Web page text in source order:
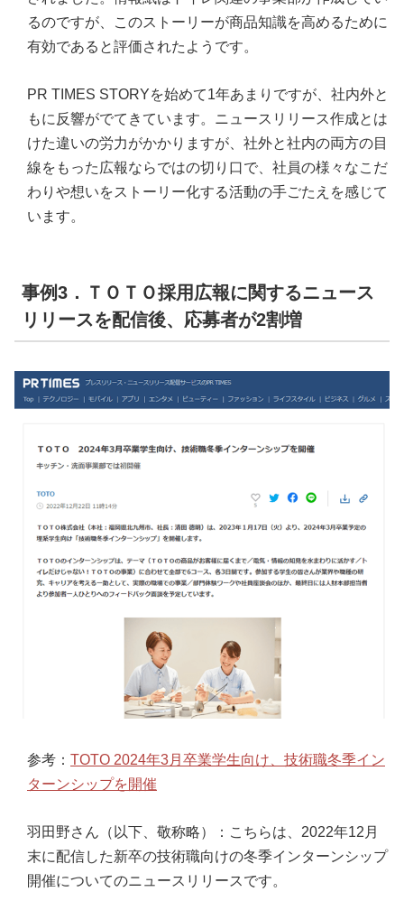
るのですが、このストーリーが商品知識を高めるために
有効であると評価されたようです。
PR TIMES STORYを始めて1年あまりですが、社内外と
もに反響がでてきています。ニュースリリース作成とは
けた違いの労力がかかりますが、社外と社内の両方の目
線をもった広報ならではの切り口で、社員の様々なこだ
わりや想いをストーリー化する活動の手ごたえを感じて
います。
事例3．ＴＯＴＯ採用広報に関するニュース
リリースを配信後、応募者が2割増
参考： TOTO 2024年3月卒業学生向け、技術職冬季イン
ターンシップを開催
羽田野さん（以下、敬称略）：こちらは、2022年12月
末に配信した新卒の技術職向けの冬季インターンシップ
開催についてのニュースリリースです。